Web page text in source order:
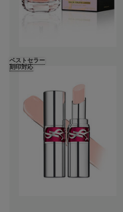
ベストセラー
刻印対応